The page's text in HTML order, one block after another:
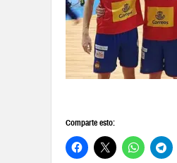
Comparte esto: